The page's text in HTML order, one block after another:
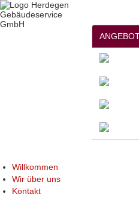
Willkommen
Wir über uns
Kontakt